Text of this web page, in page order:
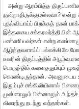
அன்று ஆரம்பித்த
குன்றாதிருக்குமல்லவா?
புதல்வியாய்ப் பிறக்கத் தான்
இத்தகைய சக்கரவர்த்தியின்
பண்ணியவர்கள் என்ற எண்ணமும்
ஆழ்ந்தவளாய்ப் பல்லக்கிலே
சுவரின் திருப்பத்தில்
பொருந்திக் களைததும்பும்
கொண்டிருந்தான். அவனுடைய
இரும்புச் சங்கிலியினால்
முன்னாலும் பின்னாலும் அந்தச்
விரைந்து நடந்து வந்தார்கள்.